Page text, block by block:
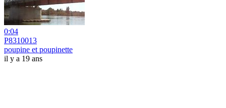
0:04
P8310013
poupine et poupinette
il y a 19 ans